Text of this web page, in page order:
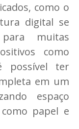
como o
digital se
muitas
como
possível ter
em um
espaço
papel e